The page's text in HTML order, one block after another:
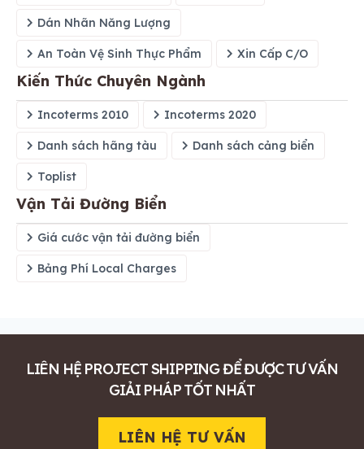
Dán Nhãn Năng Lượng
An Toàn Vệ Sinh Thực Phẩm Xin Cấp C/O
Kiến Thức Chuyên Ngành
Incoterms 2010 Incoterms 2020
Danh sách hãng tàu Danh sách cảng biển
Toplist
Vận Tải Đường Biển
Giá cước vận tải đường biển
Bảng Phí Local Charges
LIÊN HỆ PROJECT SHIPPING ĐỂ ĐƯỢC TƯ VẤN
GIẢI PHÁP TỐT NHẤT
LIÊN HỆ TƯ VẤN